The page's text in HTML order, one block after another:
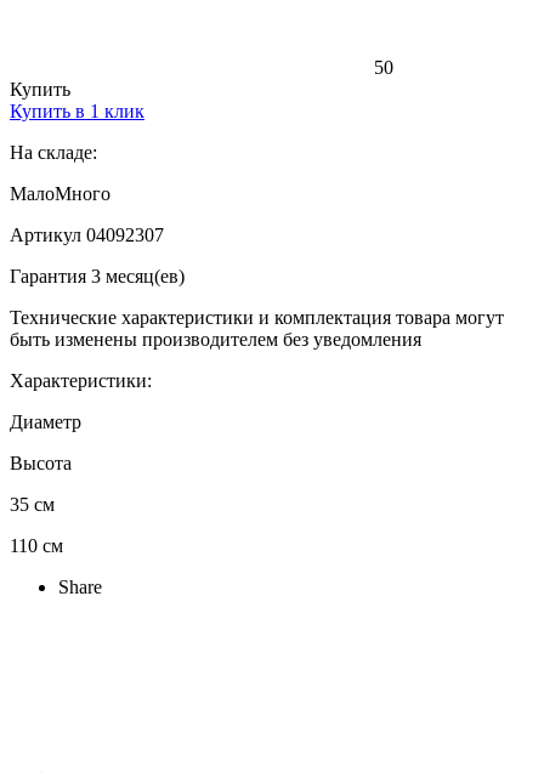
50
Купить
Купить в 1 клик
На складе:
МалоМного
Артикул 04092307
Гарантия 3 месяц(ев)
Технические характеристики и комплектация товара могут
быть изменены производителем без уведомления
Характеристики:
Диаметр
Высота
35 см
110 см
Share